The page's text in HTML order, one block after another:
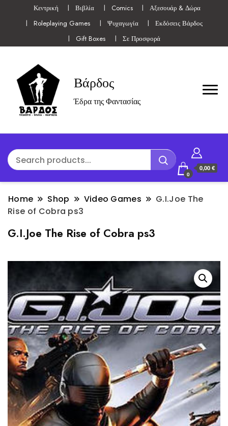
Κεντρική Βιβλία Comics
Αξεσουάρ & Δώρα
Roleplaying Games
Ψυχαγωγία
Εκδόσεις Βάρδος
Gift Boxes
Σε Προσφορά
Βάρδος
Έδρα της Φαντασίας
0
0,00 €
Home Shop Video Games
G.I.Joe The
Rise of Cobra ps3
G.I.Joe The Rise of Cobra ps3